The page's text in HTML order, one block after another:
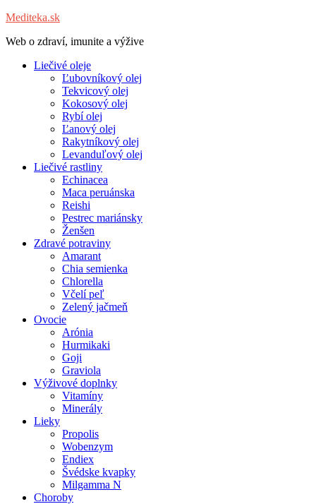
Mediteka.sk
Web o zdraví, imunite a výžive
Liečivé oleje
Ľubovníkový olej
Tekvicový olej
Kokosový olej
Rybí olej
Ľanový olej
Rakytníkový olej
Levanduľový olej
Liečivé rastliny
Echinacea
Maca peruánska
Reishi
Pestrec mariánsky
Ženšen
Zdravé potraviny
Amarant
Chia semienka
Chlorella
Včelí peľ
Zelený jačmeň
Ovocie
Arónia
Hurmikaki
Goji
Graviola
Výživové doplnky
Vitamíny
Minerály
Lieky
Propolis
Wobenzym
Endiex
Švédske kvapky
Milgamma N
Choroby